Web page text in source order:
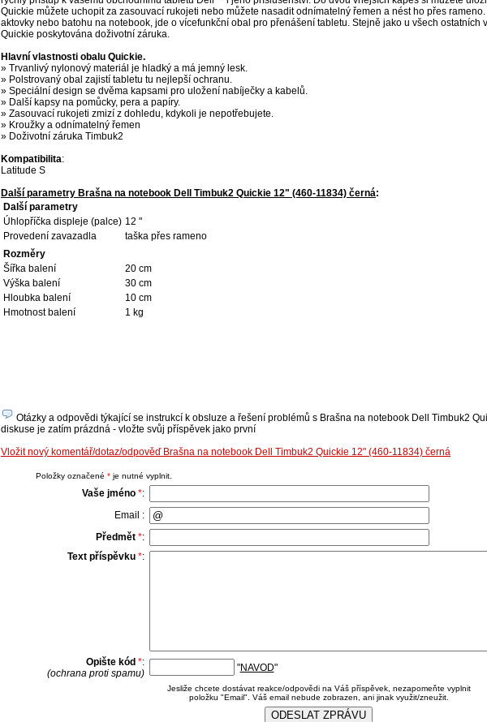
Quickie můžete uchopit za zasouvací rukojeti nebo můžete nasadit odnímatelný řemen a nést ho přes
aktovky nebo batohu na notebook, jde o vícefunkční obal pro přenášení tabletu. Stejně jako u všech ostatních
Quickie poskytována doživotní záruka.
Hlavní vlastnosti obalu Quickie.
» Trvanlivý nylonový materiál je hladký a má jemný lesk.
» Polstrovaný obal zajistí tabletu tu nejlepší ochranu.
» Speciální design se dvěma kapsami pro uložení nabíječky a kabelů.
» Další kapsy na pomůcky, pera a papíry.
» Zasouvací rukojeti zmizí z dohledu, kdykoli je nepotřebujete.
» Kroužky a odnímatelný řemen
» Doživotní záruka Timbuk2
Kompatibilita:
Latitude S
Další parametry Brašna na notebook Dell Timbuk2 Quickie 12" (460-11834) černá:
Další parametry
Úhlopříčka displeje (palce) 12 "
Provedení zavazadla
taška přes rameno
Rozměry
Šířka balení
20 cm
Výška balení
30 cm
Hloubka balení
10 cm
Hmotnost balení
1 kg
Otázky a odpovědi týkající se instrukcí k obsluze a řešení problémů s Brašna na notebook Dell Timbuk2
diskuse je zatím prázdná - vložte svůj příspěvek jako první
Vložit nový komentář/dotaz/odpověď Brašna na notebook Dell Timbuk2 Quickie 12" (460-11834) černá
Položky označené *je nutné vyplnit.
Vaše jméno *:
Email :
Předmět *:
Text příspěvku *:
Opište kód *:
(ochrana proti spamu)
"NAVOD"
Jesliže chcete dostávat reakce/odpovědi na Váš příspěvek, nezapomeňte vyplnit
položku "Email". Váš email nebude zobrazen, ani jinak využit/zneužit.